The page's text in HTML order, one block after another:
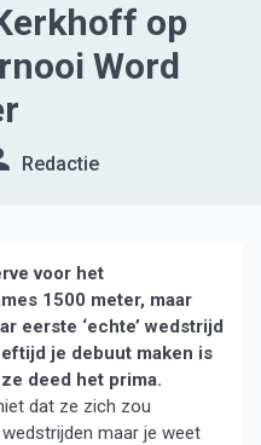
op
Word
Redactie
voor het
1500 meter, maar
eerste ‘echte’ wedstrijd
je debuut maken is
deed het prima.
dat ze zich zou
maar je weet